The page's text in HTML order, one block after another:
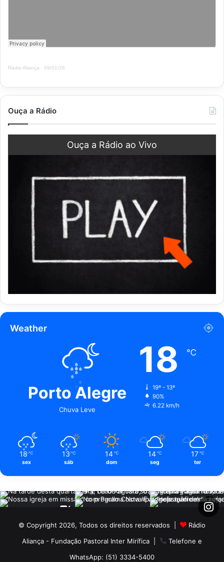
Rádio Aliança · 09/01/26
Ouça a Rádio
Ouça a Rádio ao Vivo
Weather
Porto Alegre
Chuva Leve
18 ℃
19º - 13º
90%
6.22 km/h
18 ℃
sex
13 ℃
sáb
14 ℃
dom
14 ℃
seg
17 ℃
ter
© Copyright 2026, Todos os direitos reservados |
Rádio
Aliança - Fundação Pastoral Inter Mirífica|
Telefone e
WhatsApp: (51) 3334-5400